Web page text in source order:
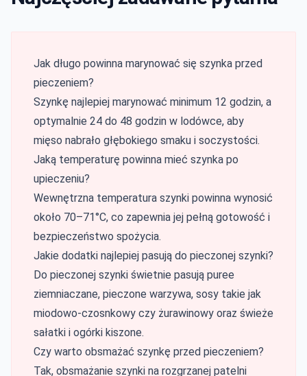
Jak długo powinna marynować się szynka przed
pieczeniem?
Szynkę najlepiej marynować minimum 12 godzin, a
optymalnie 24 do 48 godzin w lodówce, aby
mięso nabrało głębokiego smaku i soczystości.
Jaką temperaturę powinna mieć szynka po
upieczeniu?
Wewnętrzna temperatura szynki powinna wynosić
około 70–71°C, co zapewnia jej pełną gotowość i
bezpieczeństwo spożycia.
Jakie dodatki najlepiej pasują do pieczonej szynki?
Do pieczonej szynki świetnie pasują puree
ziemniaczane, pieczone warzywa, sosy takie jak
miodowo-czosnkowy czy żurawinowy oraz świeże
sałatki i ogórki kiszone.
Czy warto obsmażać szynkę przed pieczeniem?
Tak, obsmażanie szynki na rozgrzanej patelni